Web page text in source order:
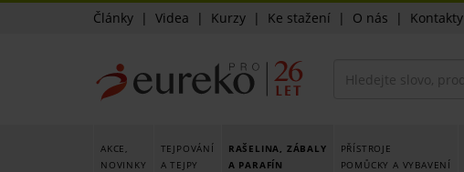
Články | Videa | Kurzy | Ke stažení | O nás | Kontakty
AKCE,
NOVINKY
TEJPOVÁNÍ
A TEJPY
RAŠELINA, ZÁBALY
A PARAFÍN
PŘÍSTROJE
POMŮCKY A VYBAVENÍ